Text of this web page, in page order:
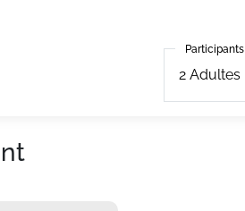
Participants
2 Adultes
Participants